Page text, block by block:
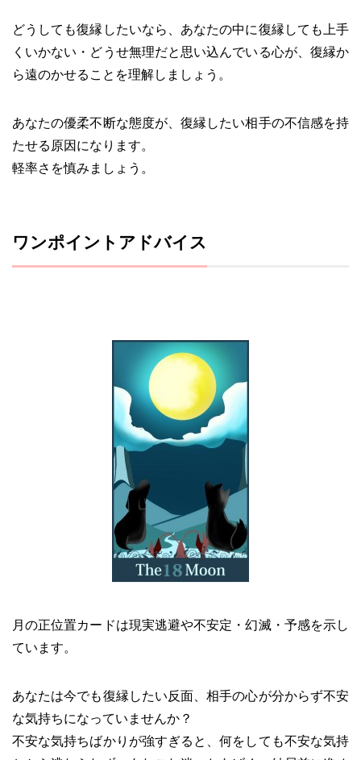
どうしても復縁したいなら、あなたの中に復縁しても上手
くいかない・どうせ無理だと思い込んでいる心が、復縁か
ら遠のかせることを理解しましょう。
あなたの優柔不断な態度が、復縁したい相手の不信感を持
たせる原因になります。
軽率さを慎みましょう。
ワンポイントアドバイス
月の正位置カードは現実逃避や不安定・幻滅・予感を示し
ています。
あなたは今でも復縁したい反面、相手の心が分からず不安
な気持ちになっていませんか？
不安な気持ちばかりが強すぎると、何をしても不安な気持